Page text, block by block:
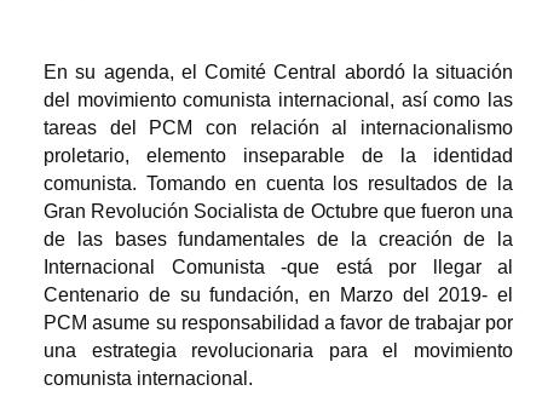
En su agenda, el Comité Central abordó la situación
del movimiento comunista internacional, así como las
tareas del PCM con relación al internacionalismo
proletario, elemento inseparable de la identidad
comunista. Tomando en cuenta los resultados de la
Gran Revolución Socialista de Octubre que fueron una
de las bases fundamentales de la creación de la
Internacional Comunista -que está por llegar al
Centenario de su fundación, en Marzo del 2019- el
PCM asume su responsabilidad a favor de trabajar por
una estrategia revolucionaria para el movimiento
comunista internacional.